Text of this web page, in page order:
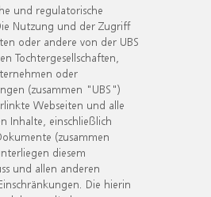
und regulatorische
Nutzung und der Zugriff
oder andere von der UBS
Tochtergesellschaften,
oder
(zusammen "UBS")
Webseiten und alle
Inhalte, einschließlich
(zusammen
diesem
und allen anderen
Die hierin